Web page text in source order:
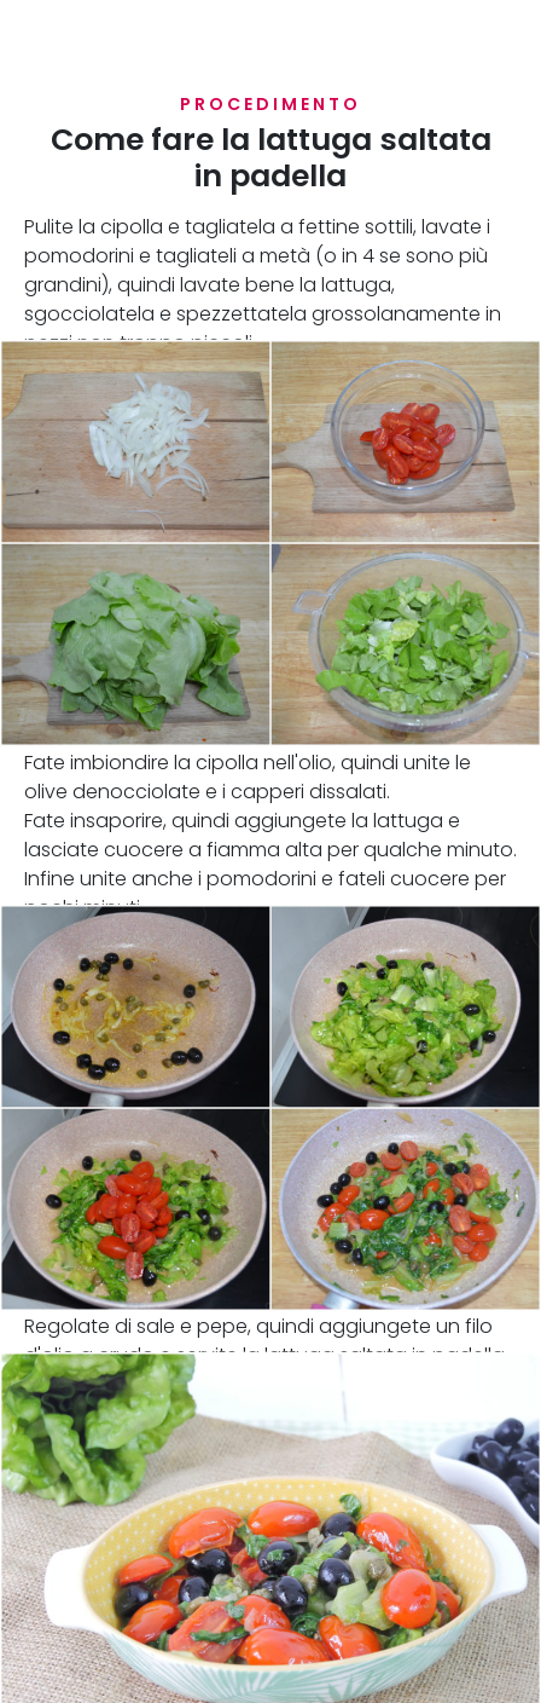
PROCEDIMENTO
Come fare la lattuga saltata
in padella
Pulite la cipolla e tagliatela a fettine sottili, lavate i
pomodorini e tagliateli a metà (o in 4 se sono più
grandini), quindi lavate bene la lattuga,
sgocciolatela e spezzettatela grossolanamente in
pezzi non troppo piccoli.
Fate imbiondire la cipolla nell'olio, quindi unite le
olive denocciolate e i capperi dissalati.
Fate insaporire, quindi aggiungete la lattuga e
lasciate cuocere a fiamma alta per qualche minuto.
Infine unite anche i pomodorini e fateli cuocere per
pochi minuti.
Regolate di sale e pepe, quindi aggiungete un filo
d'olio a crudo e servite la lattuga saltata in padella.